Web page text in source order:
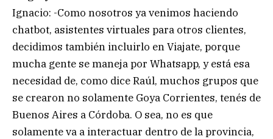
Ignacio: -Como nosotros ya venimos haciendo
chatbot, asistentes virtuales para otros clientes,
decidimos también incluirlo en Viajate, porque
mucha gente se maneja por Whatsapp, y está esa
necesidad de, como dice Raúl, muchos grupos que
se crearon no solamente Goya Corrientes, tenés de
Buenos Aires a Córdoba. O sea, no es que
solamente va a interactuar dentro de la provincia,